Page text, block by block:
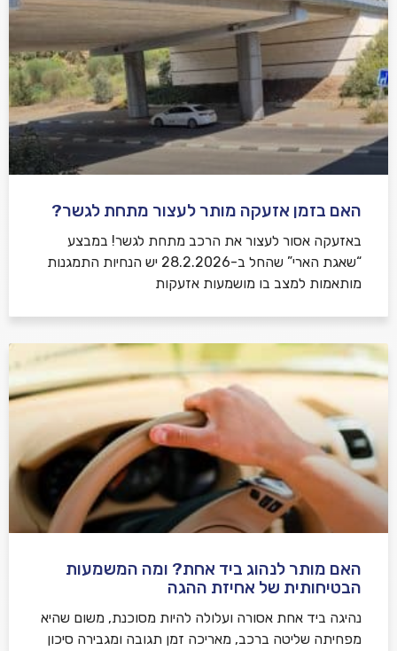
האם בזמן אזעקה מותר לעצור מתחת לגשר?
באזעקה אסור לעצור את הרכב מתחת לגשר! במבצע
“שאגת הארי” שהחל ב-28.2.2026 יש הנחיות התמגנות
מותאמות למצב בו מושמעות אזעקות
האם מותר לנהוג ביד אחת? ומה המשמעות
הבטיחותית של אחיזת ההגה
נהיגה ביד אחת אסורה ועלולה להיות מסוכנת, משום שהיא
מפחיתה שליטה ברכב, מאריכה זמן תגובה ומגבירה סיכון